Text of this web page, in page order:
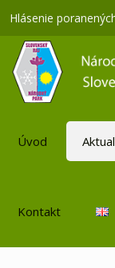
Hlásenie
Úvod
Kontakt